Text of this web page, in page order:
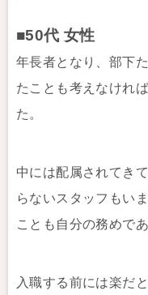
■50代 女性
年長者となり、部下
たことも考えなけれ
た。
中には配属されてき
らないスタッフもい
ことも自分の務めで
入職する前には楽だ